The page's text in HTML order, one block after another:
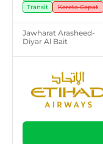
Transit
Kereta Cepat
Jawharat Arasheed-
Diyar Al Bait